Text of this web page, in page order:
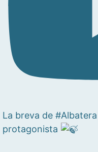
La breva de
protagonista